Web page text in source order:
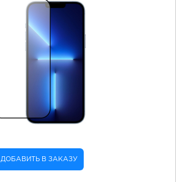
ДОБАВИТЬ В ЗАКАЗУ